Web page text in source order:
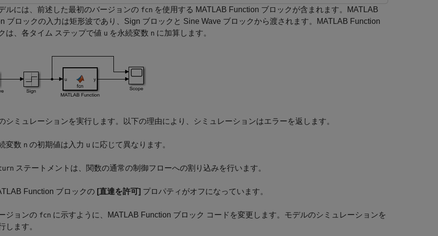
ルには、前述した最初のバージョンの fcn を使用する MATLAB Function ブロックが含まれます。MATLAB
ブロックの入力は矩形波であり、Sign ブロックと Sine Wave ブロックから渡されます。MATLAB Function
は、各タイム ステップで値 u を永続変数 n に加算します。
シミュレーションを実行します。以下の理由により、シミュレーションはエラーを返します。
変数 n の初期値は入力 u に応じて異なります。
ステートメントは、関数の通常の制御フローへの割り込みを行います。
Function ブロックの [直達を許可] プロパティがオフになっています。
ジョンの fcn に示すように、MATLAB Function ブロック コードを変更します。モデルのシミュレーションを
します。